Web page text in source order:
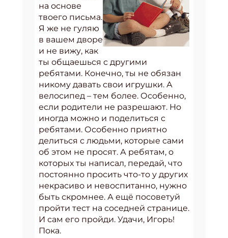
на основе
твоего письма.
Я же не гуляю
в вашем дворе
и не вижу, как
ты общаешься с другими
ребятами. Конечно, ты не обязан
никому давать свои игрушки. А
велосипед – тем более. Особенно,
если родители не разрешают. Но
иногда можно и поделиться с
ребятами. Особенно приятно
делиться с людьми, которые сами
об этом не просят. А ребятам, о
которых ты написал, передай, что
постоянно просить что-то у других
некрасиво и невоспитанно, нужно
быть скромнее. А ещё посоветуй
пройти тест на соседней странице.
И сам его пройди. Удачи, Игорь!
Пока.